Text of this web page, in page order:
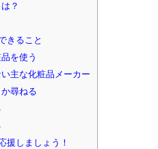
？
きること
を使う
主な化粧品メーカー
尋ねる
援しましょう！